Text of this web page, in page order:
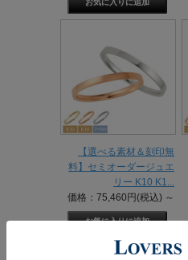
【選べる素材＆刻印無
料】セミオーダージュエ
リー K10 K1...
価格：75,460円(税込) ～